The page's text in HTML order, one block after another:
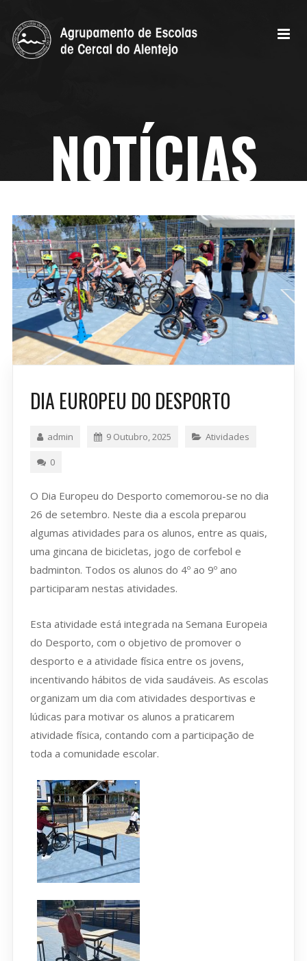
NOTÍCIAS
DIA EUROPEU DO DESPORTO
admin 9 Outubro, 2025 Atividades
0
O Dia Europeu do Desporto comemorou-se no dia
26 de setembro. Neste dia a escola preparou
algumas atividades para os alunos, entre as quais,
uma gincana de bicicletas, jogo de corfebol e
badminton. Todos os alunos do 4º ao 9º ano
participaram nestas atividades.
Esta atividade está integrada na Semana Europeia
do Desporto, com o objetivo de promover o
desporto e a atividade física entre os jovens,
incentivando hábitos de vida saudáveis. As escolas
organizam um dia com atividades desportivas e
lúdicas para motivar os alunos a praticarem
atividade física, contando com a participação de
toda a comunidade escolar.